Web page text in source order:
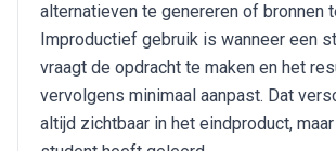
alternatieven te genereren of bronnen
Improductief gebruik is wanneer een
vraagt de opdracht te maken en het
vervolgens minimaal aanpast. Dat
altijd zichtbaar in het eindproduct,